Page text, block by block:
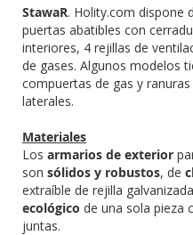
StawaR. Holity.com dispone
puertas abatibles con
interiores, 4 rejillas de
de gases. Algunos modelos
compuertas de gas y
laterales.
Materiales
Los armarios de exterior
son sólidos y robustos, de
extraíble de rejilla
ecológico de una sola pieza
juntas.